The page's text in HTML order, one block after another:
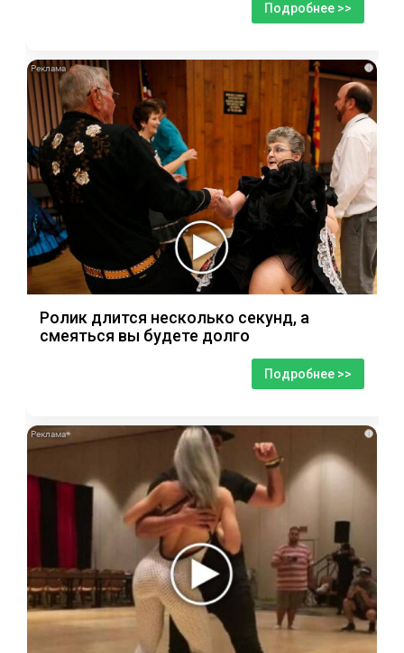
Подробнее >>
i
Ролик длится несколько секунд, а
смеяться вы будете долго
Подробнее >>
i